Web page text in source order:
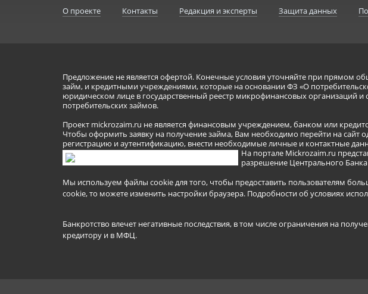
О проекте Контакты Редакция и эксперты Защита данных
Предложение не является офертой. Конечные условия уточняйте при прямом
займ, и кредитными учреждениями, которые на основании ФЗ «О
юридическом лице в государственный реестр микрофинансовых организаций
потребительских займов.
Проект mickrozaim.ru не является финансовым учреждением, банком или
Чтобы оформить заявку на получение займа, Вам необходимо перейти на
регистрацию и аутентификацию, внести необходимые личные и контактные
На портале Mickrozaim.ru
разрешение Центрального
Мы используем файлы cookie для того, чтобы предоставить пользователям
cookie, то можете изменить настройки браузера. Подробности об условиях
Банкротство влечет негативные последствия, в том числе ограничения на
кредитору и в МФЦ.